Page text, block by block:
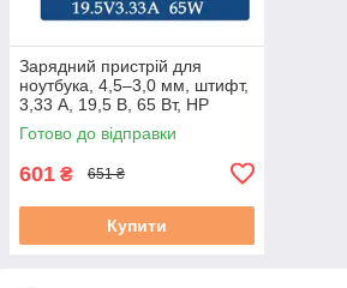
Зарядний пристрій для
ноутбука, 4,5–3,0 мм, штифт,
3,33 А, 19,5 В, 65 Вт, HP
Ultrabook, оригінальний,
новий
Готово до відправки
601 ₴ 651 ₴
Купити